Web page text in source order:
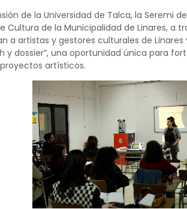
de la Universidad de Talca, la Seremi
Cultura de la Municipalidad de Linares, a
a artistas y gestores culturales de
y dossier”, una oportunidad única para
artísticos.